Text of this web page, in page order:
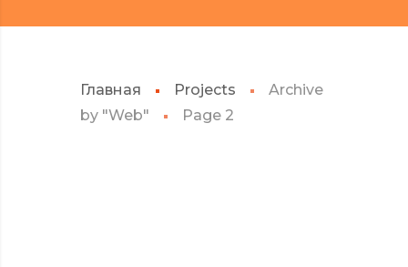
Главная Projects
Archive
by "Web"
Page 2